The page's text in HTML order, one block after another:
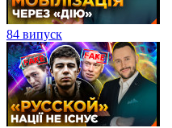
84 випуск